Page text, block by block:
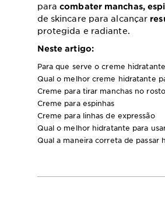
paracombater manchas,
de skincare para alcançar
protegida e radiante.
Neste artigo:
Para que serve o creme
Qual o melhor creme hidratante
Creme para tirar manchas no rosto
Creme para espinhas
Creme para linhas de expressão
Qual o melhor hidratante para
Qual a maneira correta de passar